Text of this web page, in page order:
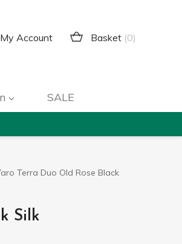
My Account Basket (0)
SALE
Terra Duo Old Rose Black
Silk